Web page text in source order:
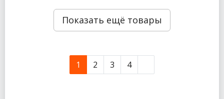
Показать ещё товары
1 2 3 4